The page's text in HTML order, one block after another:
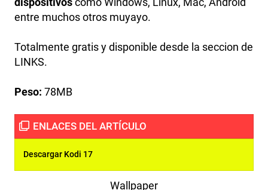
entre muchos otros muyayo.
Totalmente gratis y disponible desde la seccion de
LINKS.
Peso: 78MB
Descargar Kodi 17
Wallpaper